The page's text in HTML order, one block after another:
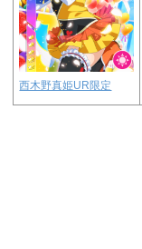
西木野真姫UR限定